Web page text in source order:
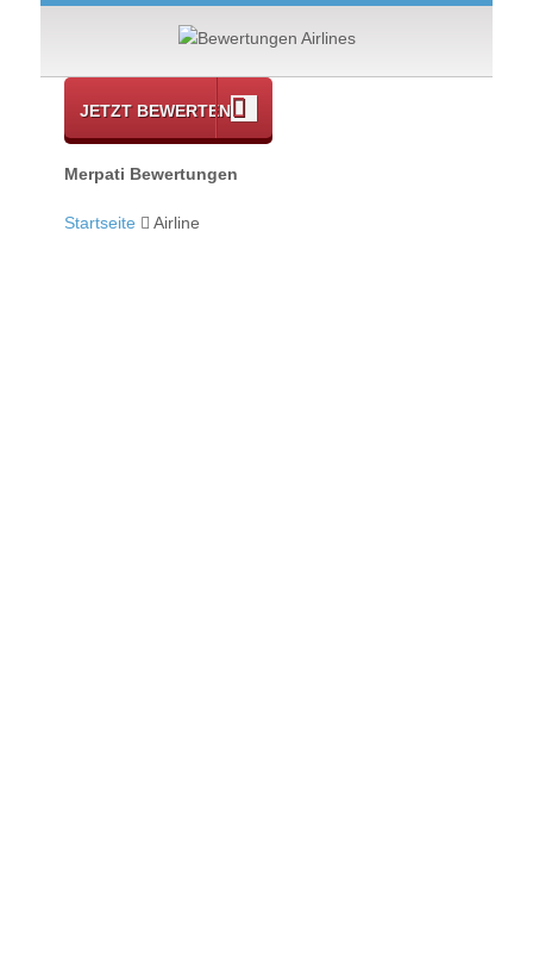
JETZT BEWERTEN
Merpati Bewertungen
Startseite Airline